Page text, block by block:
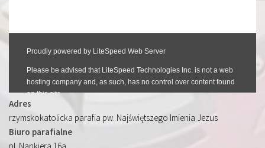
Adres
rzymskokatolicka parafia pw. Najświętszego Imienia Jezus
Biuro parafialne
pl. Nankiera 16a